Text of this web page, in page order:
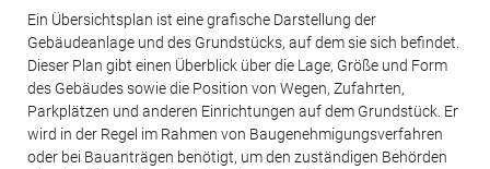
Ein Übersichtsplan ist eine grafische Darstellung der
Gebäudeanlage und des Grundstücks, auf dem sie sich befindet.
Dieser Plan gibt einen Überblick über die Lage, Größe und Form
des Gebäudes sowie die Position von Wegen, Zufahrten,
Parkplätzen und anderen Einrichtungen auf dem Grundstück. Er
wird in der Regel im Rahmen von Baugenehmigungsverfahren
oder bei Bauanträgen benötigt, um den zuständigen Behörden